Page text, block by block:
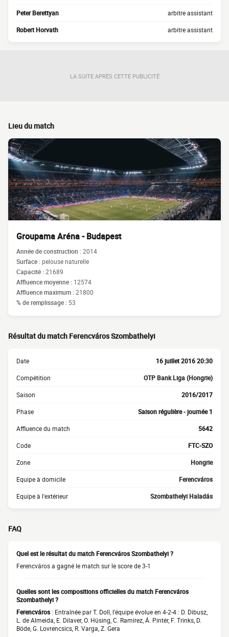
Peter Berettyan arbitre assistant
Robert Horvath arbitre assistant
LA SUITE APRÈS CETTE PUBLICITÉ
Lieu du match
Groupama Aréna - Budapest
Année de construction :2014
Surface :pelouse naturelle
Capacité :21689
Affluence moyenne : 12574
Affluence maximum :21800
% de remplissage : 53
Résultat du match Ferencváros Szombathelyi
Date 16 juillet 2016 20:30
Compétition OTP Bank Liga (Hongrie)
Saison 2016/2017
Phase Saison régulière - journée 1
Affluence du match 5642
Code FTC-SZO
Zone Hongrie
Equipe à domicile Ferencváros
Equipe à l'extérieur Szombathelyi Haladás
FAQ
Quel est le résultat du match Ferencváros Szombathelyi ?
Ferencváros a gagné le match sur le score de 3-1
Quelles sont les compositions officielles du match Ferencváros
Szombathelyi ?
Ferencváros: Entraînée par T. Doll, l'équipe évolue en 4-2-4 : D. Dibusz,
L. de Almeida, E. Dilaver, O. Hüsing, C. Ramírez, Á. Pintér, F. Trinks, D.
Böde, G. Lovrencsics, R. Varga, Z. Gera